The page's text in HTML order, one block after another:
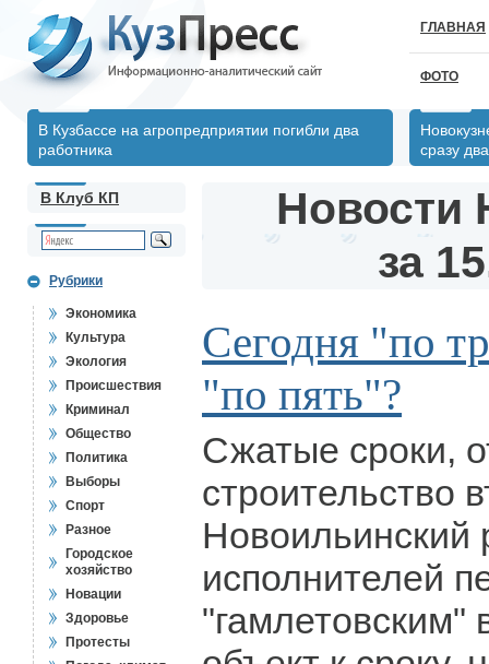
ГЛАВНАЯ
ФОТО
В Кузбассе на агропредприятии погибли два
работника
сразу
В Клуб КП
Рубрики
Экономика
Культура
Экология
Происшествия
Криминал
Общество
Политика
Выборы
Спорт
Разное
Городское
хозяйство
Новации
Здоровье
Протесты
Новости
за
Сегодня "по
"по пять"?
Сжатые сроки,
строительство
Новоильинский
исполнителей
"гамлетовским"